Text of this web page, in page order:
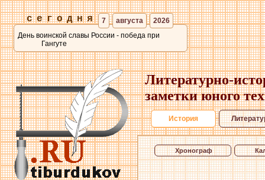
сегодня 7 августа
2026
День воинской славы России - победа при
Гангуте
Литературно-
заметки юного
История
Хронограф